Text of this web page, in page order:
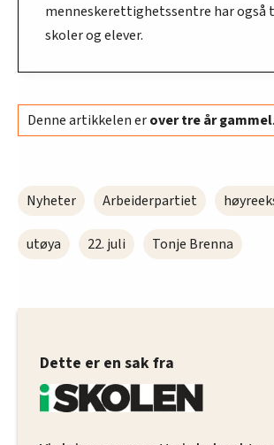
menneskerettighetssentre har også
skoler og elever.
Denne artikkelen erover tre år gammel.
Nyheter Arbeiderpartiet
utøya 22. juli Tonje Brenna
Dette er en sak fra